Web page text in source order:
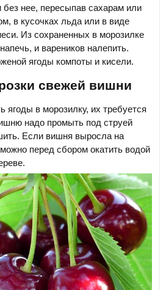
без нее, пересыпав сахарам или
в кусочках льда или в виде
Из сохраненных в морозилке
и вареников налепить.
ягоды компоты и кисели.
свежей вишни
ягоды в морозилку, их требуется
надо промыть под струей
Если вишня выросла на
перед сбором окатить водой